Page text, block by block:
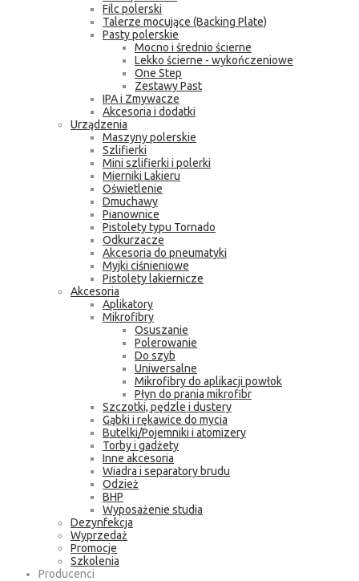
Filc polerski
Talerze mocujące (Backing Plate)
Pasty polerskie
Mocno i średnio ścierne
Lekko ścierne - wykończeniowe
One Step
Zestawy Past
IPA i Zmywacze
Akcesoria i dodatki
Urządzenia
Maszyny polerskie
Szlifierki
Mini szlifierki i polerki
Mierniki Lakieru
Oświetlenie
Dmuchawy
Pianownice
Pistolety typu Tornado
Odkurzacze
Akcesoria do pneumatyki
Myjki ciśnieniowe
Pistolety lakiernicze
Akcesoria
Aplikatory
Mikrofibry
Osuszanie
Polerowanie
Do szyb
Uniwersalne
Mikrofibry do aplikacji powłok
Płyn do prania mikrofibr
Szczotki, pędzle i dustery
Gąbki i rękawice do mycia
Butelki/Pojemniki i atomizery
Torby i gadżety
Inne akcesoria
Wiadra i separatory brudu
Odzież
BHP
Wyposażenie studia
Dezynfekcja
Wyprzedaż
Promocje
Szkolenia
Producenci